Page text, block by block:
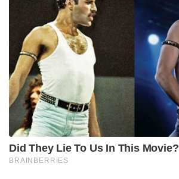
Did They Lie To Us In This Movie?
BRAINBERRIES